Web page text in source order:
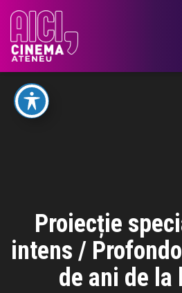
Proiecție
intens /
de ani de la